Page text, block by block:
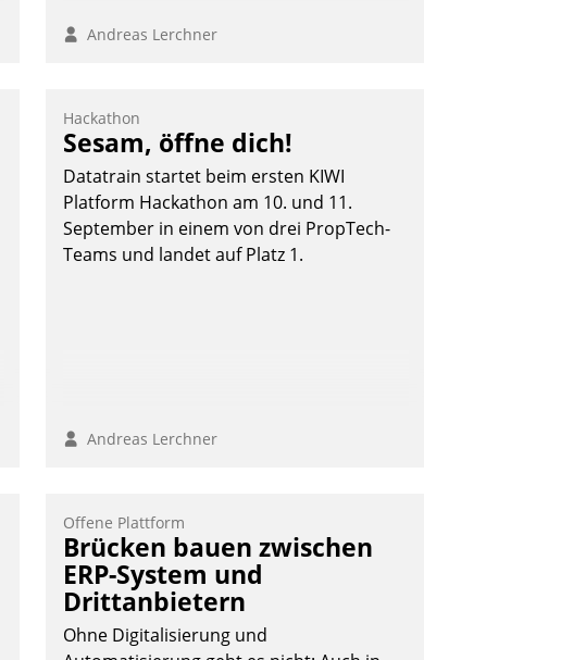
Andreas Lerchner
Hackathon
Sesam, öffne dich!
Datatrain startet beim ersten KIWI
Platform Hackathon am 10. und 11.
September in einem von drei PropTech-
Teams und landet auf Platz 1.
Andreas Lerchner
Offene Plattform
Brücken bauen zwischen
ERP-System und
Drittanbietern
Ohne Digitalisierung und